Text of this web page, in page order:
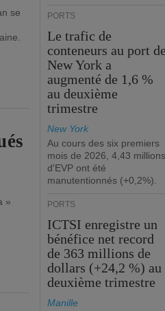
se
»
PORTS
Le trafic de
conteneurs au port de
New York a
augmenté de 1,6 %
au deuxième
trimestre
New York
Au cours des six premiers
mois de 2026, 4,43 millions
d'EVP ont été
manutentionnés (+0,2%).
PORTS
ICTSI enregistre un
bénéfice net record
de 363 millions de
dollars (+24,2 %) au
deuxième trimestre
Manille